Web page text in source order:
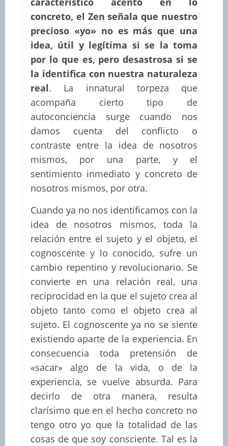
concreto, el Zen señala que nuestro
precioso «yo» no es más que una
idea, útil y legítima si se la toma
por lo que es, pero desastrosa si se
la identifica con nuestra naturaleza
real. La innatural torpeza que
acompaña cierto tipo de
autoconciencia surge cuando nos
damos cuenta del conflicto o
contraste entre la idea de nosotros
mismos, por una parte, y el
sentimiento inmediato y concreto de
nosotros mismos, por otra.
Cuando ya no nos identificamos con la
idea de nosotros mismos, toda la
relación entre el sujeto y el objeto, el
cognoscente y lo conocido, sufre un
cambio repentino y revolucionario. Se
convierte en una relación real, una
reciprocidad en la que el sujeto crea al
objeto tanto como el objeto crea al
sujeto. El cognoscente ya no se siente
existiendo aparte de la experiencia. En
consecuencia toda pretensión de
«sacar» algo de la vida, o de la
experiencia, se vuelve absurda. Para
decirlo de otra manera, resulta
clarísimo que en el hecho concreto no
tengo otro yo que la totalidad de las
cosas de que soy consciente. Tal es la